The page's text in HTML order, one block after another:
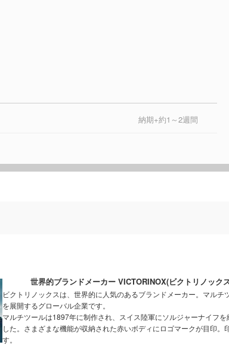
納期+約1～2週間
世界的ブランドメーカー VICTORINOX(ビクトリノック
ビクトリノックスは、世界的に人気のあるブランドメーカー。マル
を展開するグローバル企業です。
マルチツールは1897年に制作され、スイス陸軍にソルジャーナイフ
した。さまざまな機能が収納された赤いボディにロゴマークが目印
す。